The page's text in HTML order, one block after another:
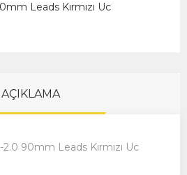
Leads Kırmızı Uc
AÇIKLAMA
90mm Leads Kırmızı Uc